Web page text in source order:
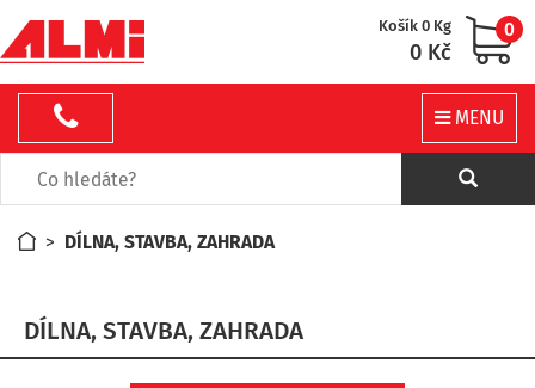
Košík 0 Kg
0 Kč
0
MENU
> DÍLNA, STAVBA, ZAHRADA
DÍLNA, STAVBA, ZAHRADA